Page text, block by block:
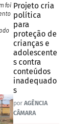
foi Projeto cria
política
para
proteção de
crianças e
adolescente
s contra
conteúdos
inadequado
s
por AGÊNCIA
CÂMARA